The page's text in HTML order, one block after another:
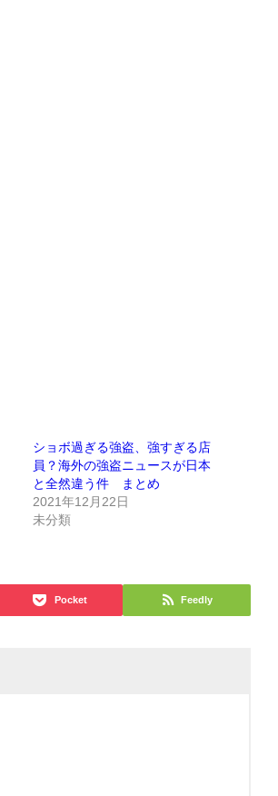
ショボ過ぎる強盗、強すぎる店
員？海外の強盗ニュースが日本
と全然違う件 まとめ
2021年12月22日
未分類
Pocket Feedly